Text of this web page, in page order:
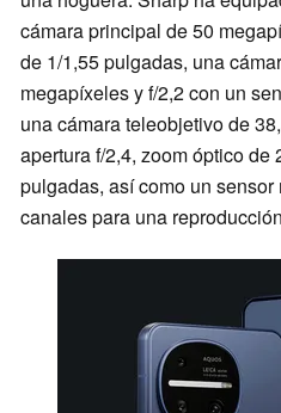
cámara principal de 50
de 1/1,55 pulgadas, una
megapíxeles y f/2,2 con un
una cámara teleobjetivo de
apertura f/2,4, zoom óptico de
pulgadas, así como un
canales para una